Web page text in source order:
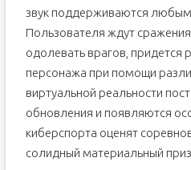
звук поддерживаются
Пользователя ждут сражения
одолевать врагов, придется
персонажа при помощи
виртуальной реальности
обновления и появляются
киберспорта оценят
солидный материальный